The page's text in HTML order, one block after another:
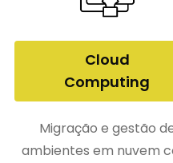
Cloud
Computing
Migração e gestão
ambientes em nuvem